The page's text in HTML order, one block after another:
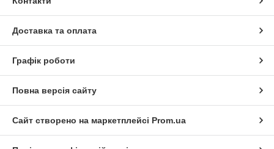
Доставка та оплата
Графік роботи
Повна версія сайту
Сайт створено на маркетплейсі Prom.ua